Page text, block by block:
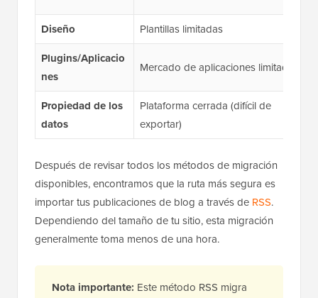
Diseño
Plantillas limitadas
Plugins/Aplicacio
nes
Mercado de aplicaciones limitado
Propiedad de los
datos
Plataforma cerrada (difícil de
exportar)
Después de revisar todos los métodos de migración
disponibles, encontramos que la ruta más segura es
importar tus publicaciones de blog a través de RSS.
Dependiendo del tamaño de tu sitio, esta migración
generalmente toma menos de una hora.
Nota importante: Este método RSS migra